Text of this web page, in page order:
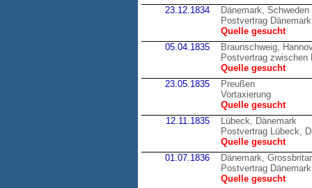
23.12.1834
Dänemark, Schweden
Postvertrag
Quelle gesucht
05.04.1835
Braunschweig,
Postvertrag zwischen
Quelle gesucht
23.05.1835
Preußen
Vortaxierung
Quelle gesucht
12.11.1835
Lübeck, Dänemark
Postvertrag Lübeck,
Quelle gesucht
01.07.1836
Dänemark,
Postvertrag
Quelle gesucht